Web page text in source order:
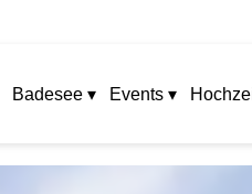
Badesee ▾ Events ▾